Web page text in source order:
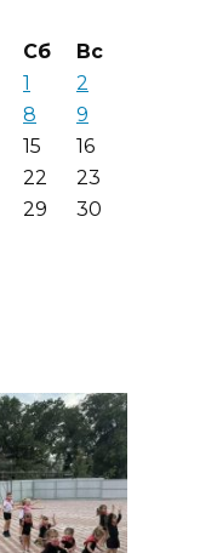
Сб
Вс
1
2
8
9
15
16
22
23
29
30